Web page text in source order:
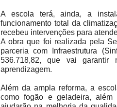
A escola terá, ainda, a
funcionamento total da
recebeu intervenções para
A obra que foi realizada pela
parceria com Infraestrutura
536.718,82, que vai
aprendizagem.
Além da ampla reforma, a
como fogão e geladeira, além